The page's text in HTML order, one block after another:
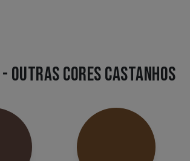
CORES CASTANHOS